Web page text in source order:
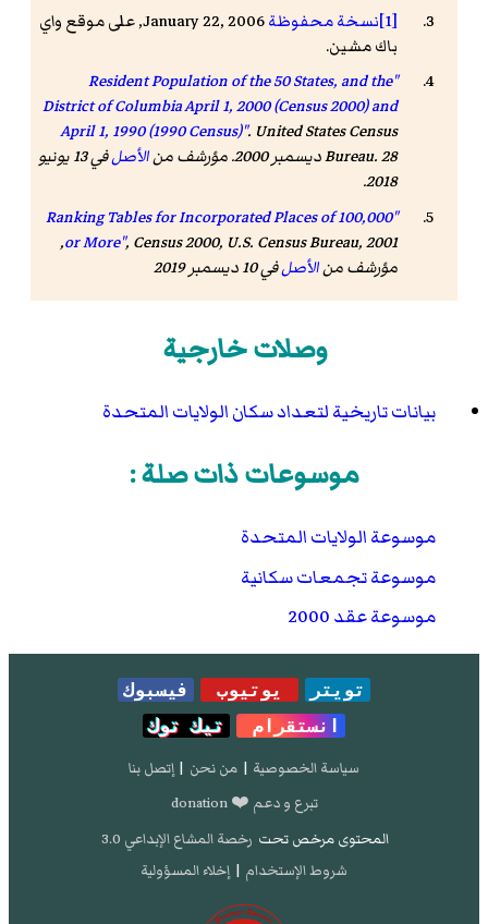
[1] نسخة محفوظة
January 22, 2006, على موقع واي
باك مشين.
"Resident Population of the 50 States, and the
District of Columbia April 1, 2000 (Census 2000) and
April 1, 1990 (1990 Census)". United States Census
Bureau. 28 ديسمبر 2000. مؤرشف من
الأصل
في 13 يونيو
2018
.
"Ranking Tables for Incorporated Places of 100,000
or More", Census 2000
, U.S. Census Bureau, 2001,
مؤرشف منالأصلفي 10 ديسمبر 2019
وصلات خارجية
بيانات تاريخية لتعداد سكان الولايات المتحدة
موسوعات ذات صلة :
موسوعة الولايات المتحدة
موسوعة تجمعات سكانية
موسوعة عقد 2000
تويتر يوتيوب
فيسبوك
انستقرام
تيك توك
سياسة الخصوصية | من نحن | إتصل بنا
تبرع و دعم ❤️ donation
المحتوى مرخص تحت رخصة المشاع الإبداعي 3.0
شروط الإستخدام | إخلاء المسؤولية